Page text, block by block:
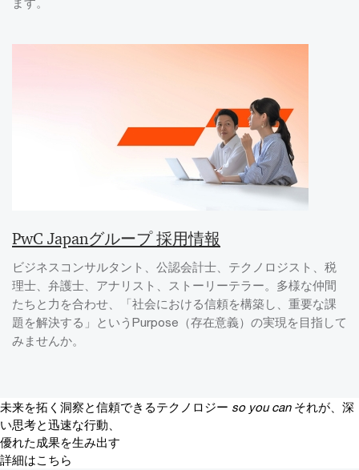
PwC Japanグループ 採用情報
ビジネスコンサルタント、公認会計士、テクノロジスト、税
理士、弁護士、アナリスト、ストーリーテラー。多様な仲間
たちと力を合わせ、「社会における信頼を構築し、重要な課
題を解決する」というPurpose（存在意義）の実現を目指して
みませんか。
未来を拓く洞察と信頼できるテクノロジー so you can それが、深
い思考と迅速な行動、
優れた成果を生み出す
詳細はこちら